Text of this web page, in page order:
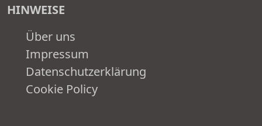
HINWEISE
Über uns
Impressum
Datenschutzerklärung
Cookie Policy